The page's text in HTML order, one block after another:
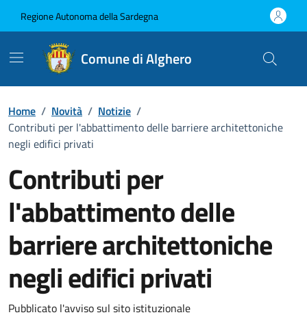
Regione Autonoma della Sardegna
Comune di Alghero
Home / Novità / Notizie /
Contributi per l'abbattimento delle barriere architettoniche
negli edifici privati
Contributi per
l'abbattimento delle
barriere architettoniche
negli edifici privati
Dettagli della notizia
Pubblicato l'avviso sul sito istituzionale